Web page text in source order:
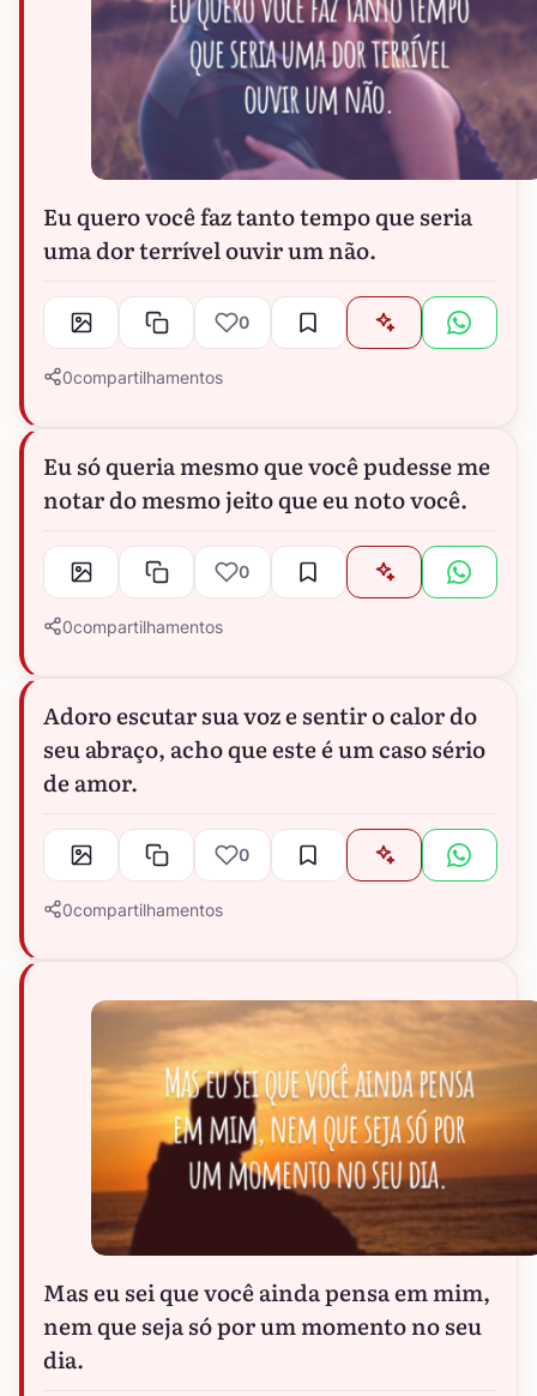
Eu quero você faz tanto tempo que seria
uma dor terrível ouvir um não.
0
0compartilhamentos
Eu só queria mesmo que você pudesse me
notar do mesmo jeito que eu noto você.
0
0compartilhamentos
Adoro escutar sua voz e sentir o calor do
seu abraço, acho que este é um caso sério
de amor.
0
0compartilhamentos
Mas eu sei que você ainda pensa em mim,
nem que seja só por um momento no seu
dia.